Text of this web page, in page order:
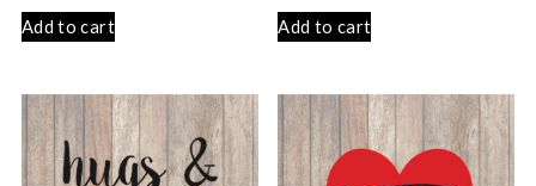
Add to cart Add to cart